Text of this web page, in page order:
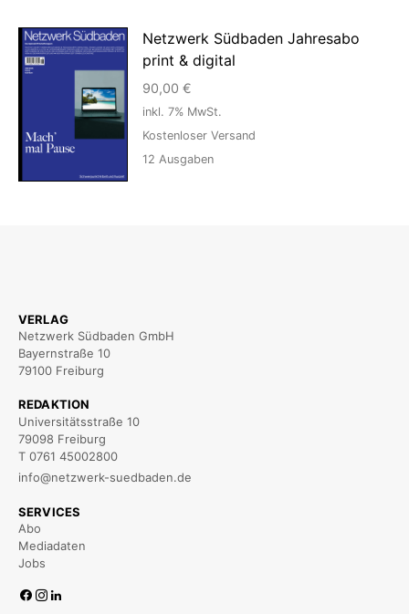
Netzwerk Südbaden Jahresabo
print & digital
90,00 €
inkl. 7% MwSt.
Kostenloser Versand
12 Ausgaben
VERLAG
Netzwerk Südbaden GmbH
Bayernstraße 10
79100 Freiburg
REDAKTION
Universitätsstraße 10
79098 Freiburg
T 0761 45002800
info@netzwerk-suedbaden.de
SERVICES
Abo
Mediadaten
Jobs